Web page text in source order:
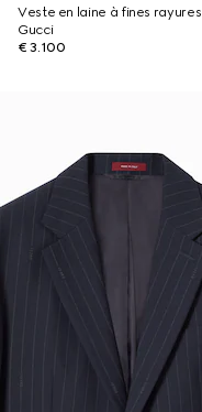
Veste en laine à fines rayures
Gucci
€ 3.100